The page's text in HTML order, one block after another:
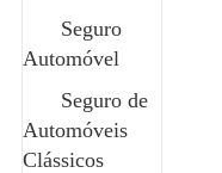
Seguro
Automóvel
Seguro de
Automóveis
Clássicos
e encontrar
não é